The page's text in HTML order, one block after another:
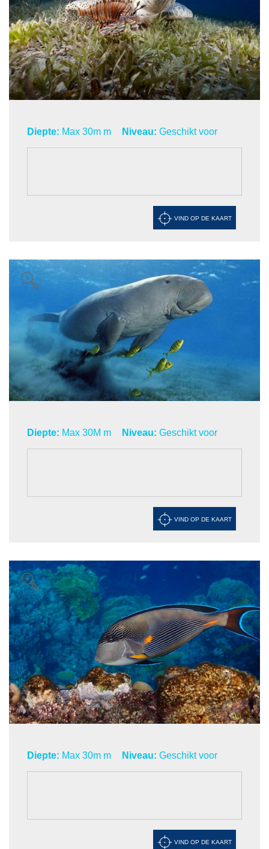
Diepte: Max 30m m Niveau: Geschikt voor
VIND OP DE KAART
Diepte: Max 30M m Niveau: Geschikt voor
VIND OP DE KAART
Diepte: Max 30m m Niveau: Geschikt voor
VIND OP DE KAART